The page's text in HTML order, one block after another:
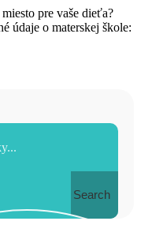
pre vaše dieťa?
údaje o materskej škole:
Search